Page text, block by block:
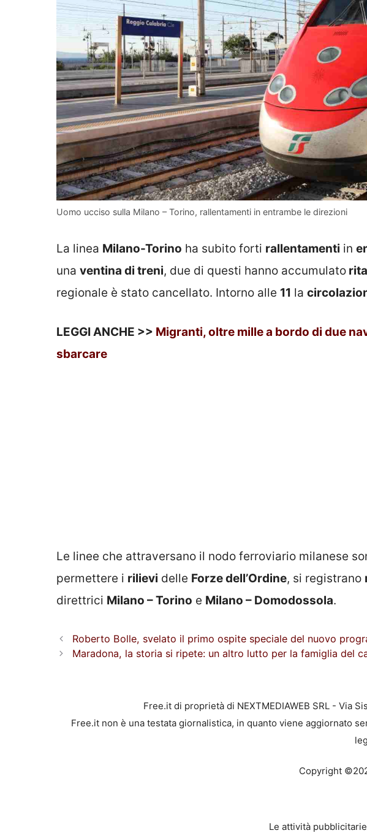
Uomo ucciso sulla Milano – Torino, rallentamenti in entrambe le direzioni
La linea Milano-Torino ha subito forti rallentamenti in
una ventina di treni, due di questi hanno accumulato
regionale è stato cancellato. Intorno alle 11 la
LEGGI ANCHE >> Migranti, oltre mille a bordo di due
sbarcare
Le linee che attraversano il nodo ferroviario milanese
permettere i rilievi delle Forze dell’Ordine, si registrano
direttrici Milano – Torino e Milano – Domodossola.
Roberto Bolle, svelato il primo ospite speciale del nuovo
Maradona, la storia si ripete: un altro lutto per la famiglia del
Free.it di proprietà di NEXTMEDIAWEB SRL - Via
Free.it non è una testata giornalistica, in quanto viene aggiornato
Copyright
Le attività